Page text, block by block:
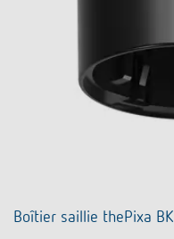
Boîtier saillie thePixa BK